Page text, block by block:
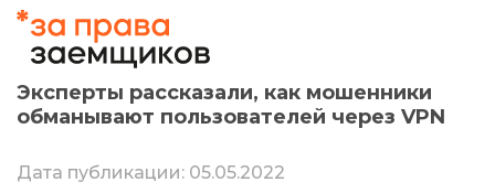
Эксперты рассказали, как мошенники
обманывают пользователей через VPN
Дата публикации: 05.05.2022